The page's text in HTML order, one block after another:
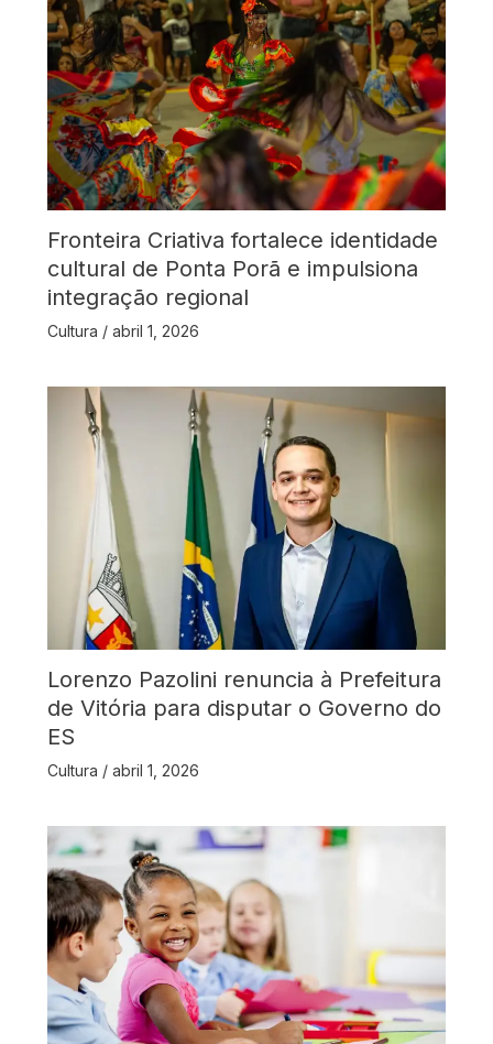
Fronteira Criativa fortalece identidade
cultural de Ponta Porã e impulsiona
integração regional
Cultura / abril 1, 2026
Lorenzo Pazolini renuncia à Prefeitura
de Vitória para disputar o Governo do
ES
Cultura / abril 1, 2026